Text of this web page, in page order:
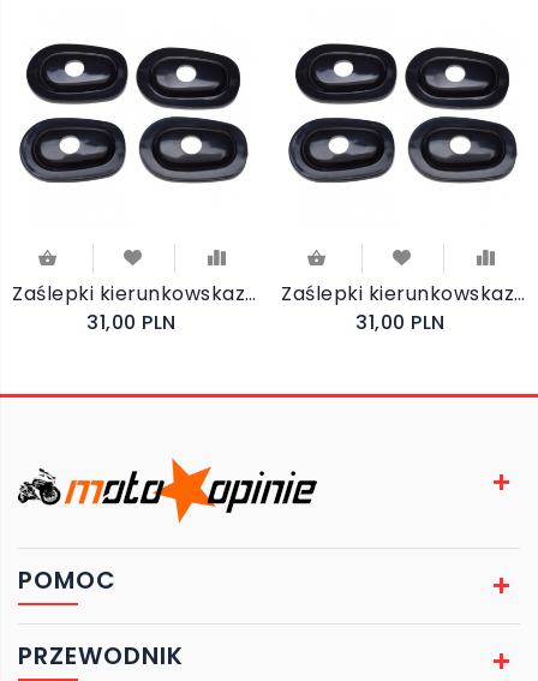
Zaślepki kierunkowskazów 55165507
31,00 PLN
Zaślepki kierunkowskazów YAMAHA FJR 1300 2002-2002
31,00 PLN
POMOC
PRZEWODNIK